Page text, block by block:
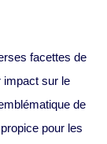
facettes de
impact sur le
de
pour les